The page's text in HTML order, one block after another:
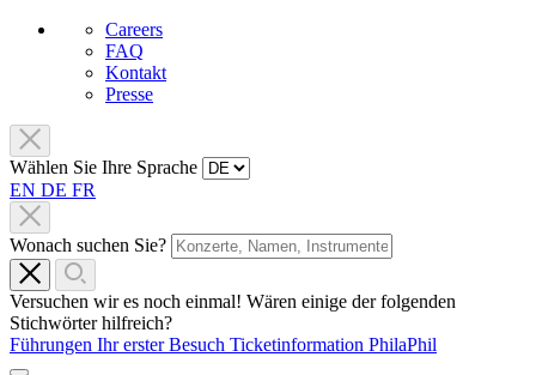
Careers
FAQ
Kontakt
Presse
Wählen Sie Ihre Sprache
EN DE FR
Wonach suchen Sie?
Versuchen wir es noch einmal! Wären einige der folgenden
Stichwörter hilfreich?
Führungen Ihr erster Besuch Ticketinformation PhilaPhil